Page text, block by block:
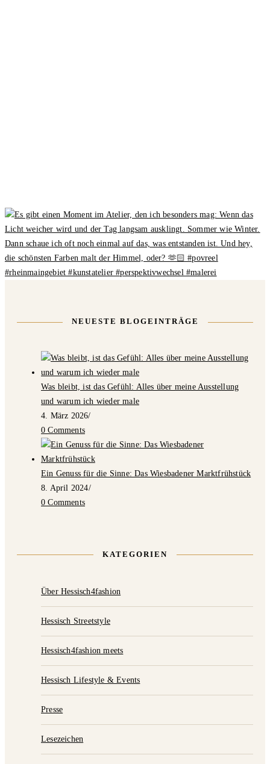
NEUESTE BLOGEINTRÄGE
Was bleibt, ist das Gefühl: Alles über meine Ausstellung
und warum ich wieder male
4. März 2026/
0 Comments
Ein Genuss für die Sinne: Das Wiesbadener Marktfrühstück
8. April 2024/
0 Comments
KATEGORIEN
Über Hessisch4fashion
Hessisch Streetstyle
Hessisch4fashion meets
Hessisch Lifestyle & Events
Presse
Lesezeichen